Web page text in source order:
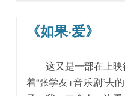
《如果·爱》
这又是一部在上映
着“张学友+音乐剧”去